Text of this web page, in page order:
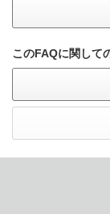
このFAQに関して